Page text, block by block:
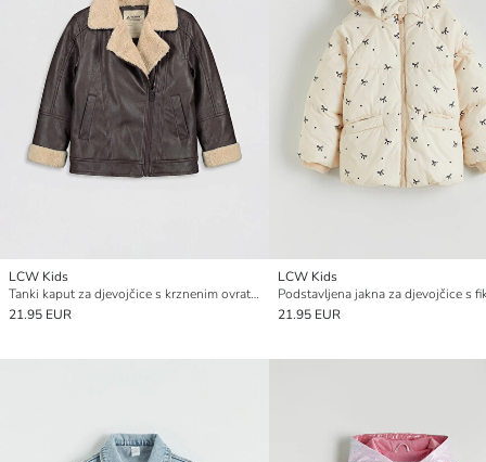
LCW Kids
Tanki kaput za djevojčice s krznenim ovratnikom
21.95 EUR
LCW Kids
21.95 EUR